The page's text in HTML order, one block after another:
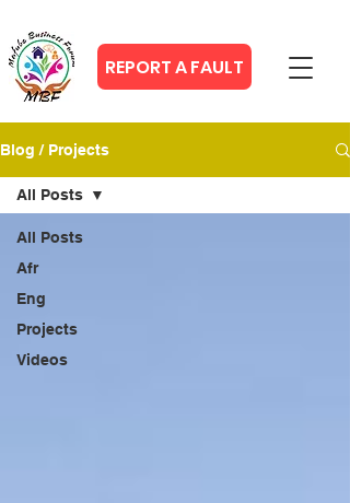
REPORT A FAULT
Blog / Projects
All Posts
Afr
Eng
Projects
Videos
All Posts